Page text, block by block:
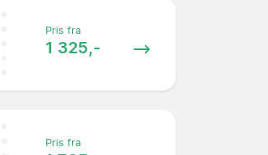
Pris fra
1 325,-
Pris fra